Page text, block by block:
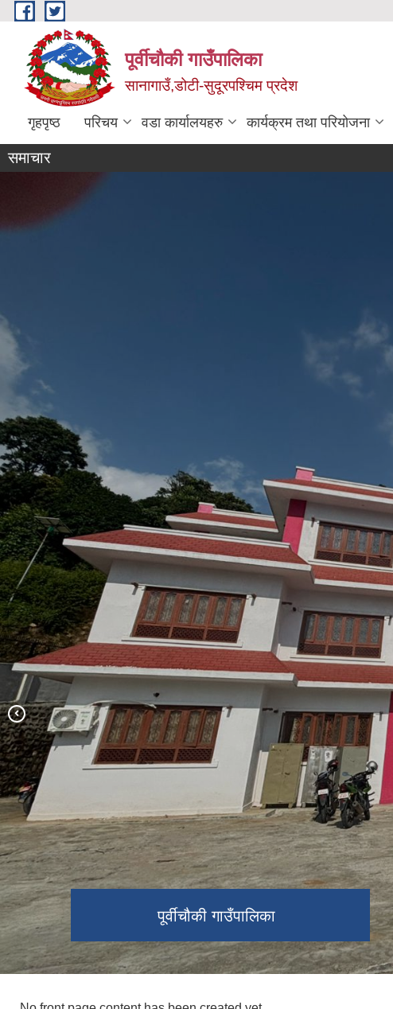
Skip to main content
पूर्वीचौकी गाउँपालिका
सानागाउँ,डोटी-सुदूरपश्चिम प्रदेश
गृहपृष्ठ परिचय वडा कार्यालयहरु कार्यक्रम तथा परियोजना
समाचार
पूर्वीचौकी गा.पा.
पूर्वीचौकी गाउँपालिका
पूर्वीचौकी गा.पा. को प्राकृतिक दृश्य
पूर्वीचौकी गाउँपालिका गाउँ सभाको १४ ‍‍औं
अधिवेशन वन्द सत्र कार्यक्रम सम्पन्न ।।
खप्तड त्रिवेणी धाम